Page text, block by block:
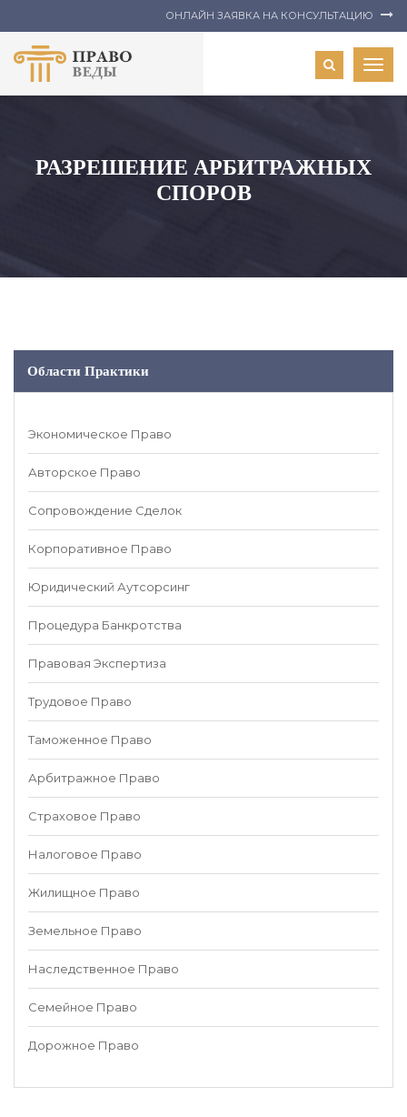
ОНЛАЙН ЗАЯВКА НА КОНСУЛЬТАЦИЮ
РАЗРЕШЕНИЕ АРБИТРАЖНЫХ
СПОРОВ
Области Практики
Экономическое Право
Авторское Право
Сопровождение Сделок
Корпоративное Право
Юридический Аутсорсинг
Процедура Банкротства
Правовая Экспертиза
Трудовое Право
Таможенное Право
Арбитражное Право
Страховое Право
Налоговое Право
Жилищное Право
Земельное Право
Наследственное Право
Семейное Право
Дорожное Право